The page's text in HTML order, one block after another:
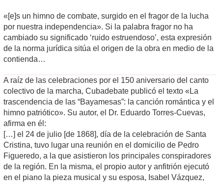
«[e]s un himno de combate, surgido en el fragor de la lucha
por nuestra independencia». Si la palabra fragor no ha
cambiado su significado ‘ruido estruendoso’, esta expresión
de la norma jurídica sitúa el origen de la obra en medio de la
contienda…
A raíz de las celebraciones por el 150 aniversario del canto
colectivo de la marcha, Cubadebate publicó el texto «La
trascendencia de las “Bayamesas”: la canción romántica y el
himno patriótico». Su autor, el Dr. Eduardo Torres-Cuevas,
afirma en él:
[…] el 24 de julio [de 1868], día de la celebración de Santa
Cristina, tuvo lugar una reunión en el domicilio de Pedro
Figueredo, a la que asistieron los principales conspiradores
de la región. En la misma, el propio autor y anfitrión ejecutó
en el piano la pieza musical y su esposa, Isabel Vázquez,